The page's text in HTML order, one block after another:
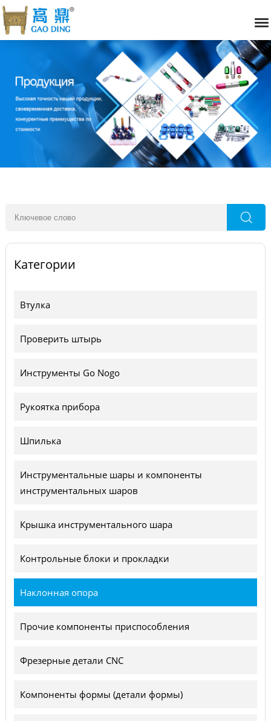
Категории
Втулка
Проверить штырь
Инструменты Go Nogo
Рукоятка прибора
Шпилька
Инструментальные шары и компоненты
инструментальных шаров
Крышка инструментального шара
Контрольные блоки и прокладки
Наклонная опора
Прочие компоненты приспособления
Фрезерные детали CNC
Компоненты формы (детали формы)